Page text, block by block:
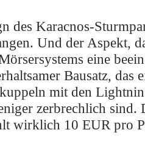
des Karacnos-
Und der Aspekt,
eine
Bausatz, das
mit den
zerbrechlich sind.
wirklich 10 EUR pro